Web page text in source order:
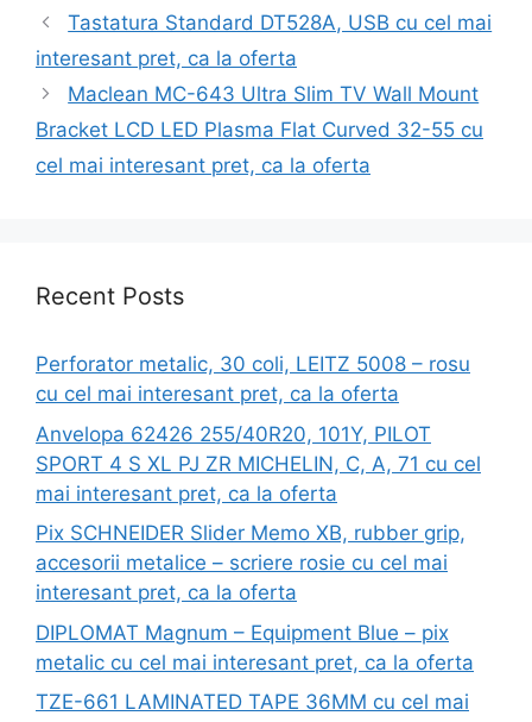
Tastatura Standard DT528A, USB cu cel mai
interesant pret, ca la oferta
Maclean MC-643 Ultra Slim TV Wall Mount
Bracket LCD LED Plasma Flat Curved 32-55 cu
cel mai interesant pret, ca la oferta
Recent Posts
Perforator metalic, 30 coli, LEITZ 5008 – rosu
cu cel mai interesant pret, ca la oferta
Anvelopa 62426 255/40R20, 101Y, PILOT
SPORT 4 S XL PJ ZR MICHELIN, C, A, 71 cu cel
mai interesant pret, ca la oferta
Pix SCHNEIDER Slider Memo XB, rubber grip,
accesorii metalice – scriere rosie cu cel mai
interesant pret, ca la oferta
DIPLOMAT Magnum – Equipment Blue – pix
metalic cu cel mai interesant pret, ca la oferta
TZE-661 LAMINATED TAPE 36MM cu cel mai